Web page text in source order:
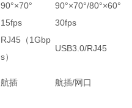
90°×70° 90°×70°/80°×60°
15fps 30fps
RJ45 （1Gbp
s）
USB3.0/RJ45
航插 航插/网口